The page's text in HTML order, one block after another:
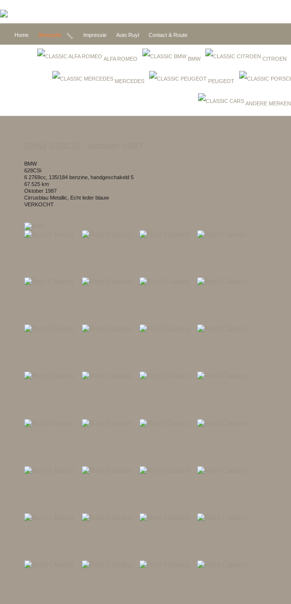
Home Verwacht Impressie Auto Ruyl Contact & Route
ALFA ROMEO BMW CITROEN
MERCEDES PEUGEOT
ANDERE MERKEN
BMW
628CSi
6 2769cc, 135/184 benzine, handgeschakeld 5
67.525 km
oktober 1987
Cirrusblau Metallic, Echt leder blauw
VERKOCHT